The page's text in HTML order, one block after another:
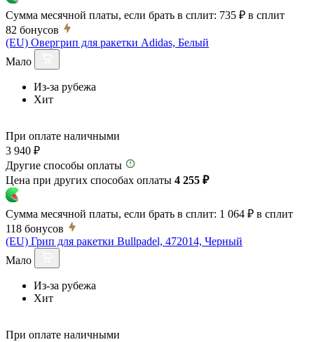
Сумма месячной платы, если брать в сплит: 735 ₽ в сплит
82 бонусов
(EU) Овергрип для ракетки Adidas, Белый
Мало
Из-за рубежа
Хит
При оплате наличными
3 940 ₽
Другие способы оплаты
Цена при других способах оплаты 4 255 ₽
Сумма месячной платы, если брать в сплит: 1 064 ₽ в сплит
118 бонусов
(EU) Грип для ракетки Bullpadel, 472014, Черный
Мало
Из-за рубежа
Хит
При оплате наличными